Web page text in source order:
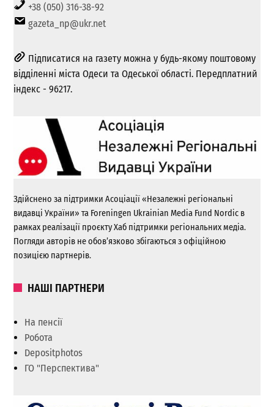
+38 (050) 316-38-92
gazeta_np@ukr.net
Підписатися на газету можна у будь-якому поштовому
відділенні міста Одеси та Одеської області. Передплатний
індекс - 96217.
Здійснено за підтримки Асоціації «Незалежні регіональні
видавці України» та Foreningen Ukrainian Media Fund Nordic в
рамках реалізації проєкту Хаб підтримки регіональних медіа.
Погляди авторів не обов’язково збігаються з офіційною
позицією партнерів.
НАШІ ПАРТНЕРИ
На пенсії
Робота
Depositphotos
ГО "Перспектива"